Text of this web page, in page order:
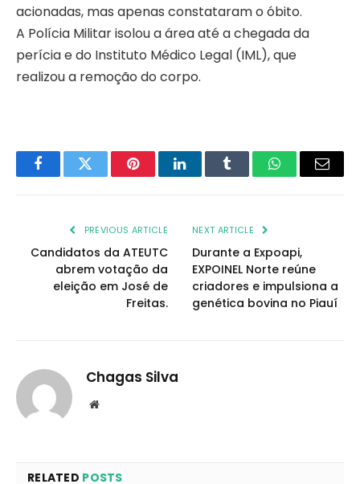
acionadas, mas apenas constataram o óbito.
A Polícia Militar isolou a área até a chegada da
perícia e do Instituto Médico Legal (IML), que
realizou a remoção do corpo.
FacebookTwitter PinterestLinkedInTumblr WhatsAppEmail
PREVIOUS ARTICLE
Candidatos da ATEUTC
abrem votação da
eleição em José de
Freitas.
NEXT ARTICLE
Durante a Expoapi,
EXPOINEL Norte reúne
criadores e impulsiona a
genética bovina no Piauí
Chagas Silva
Website
RELATED POSTS